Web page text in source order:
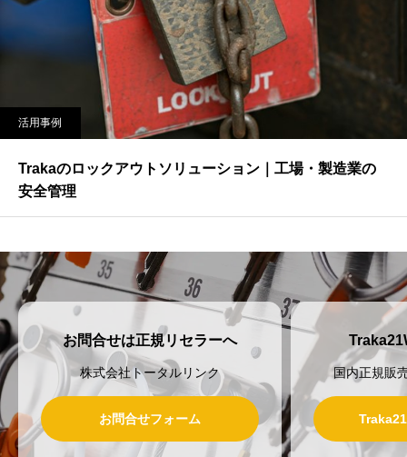
活用事例
Trakaのロックアウトソリューション｜工場・製造業の
安全管理
お問合せは正規リセラーへ
株式会社トータルリンク
お問合せフォーム
国内正規販